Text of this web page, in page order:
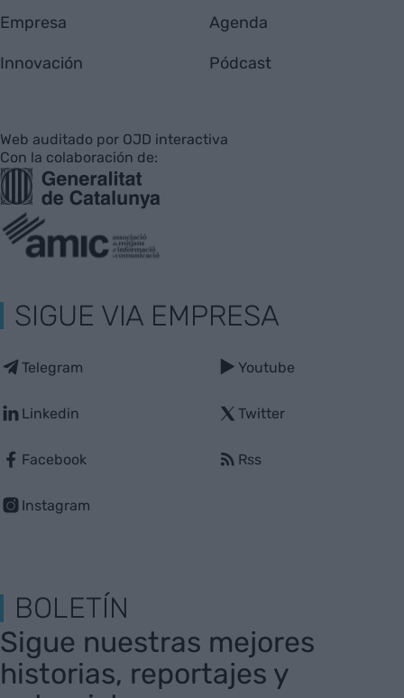
Empresa
Innovación
Agenda
Pódcast
Web auditado por OJD interactiva
Con la colaboración de:
SIGUE VIA EMPRESA
Telegram
Linkedin
Facebook
Instagram
Youtube
Twitter
Rss
BOLETÍN
Sigue nuestras mejores
historias, reportajes y